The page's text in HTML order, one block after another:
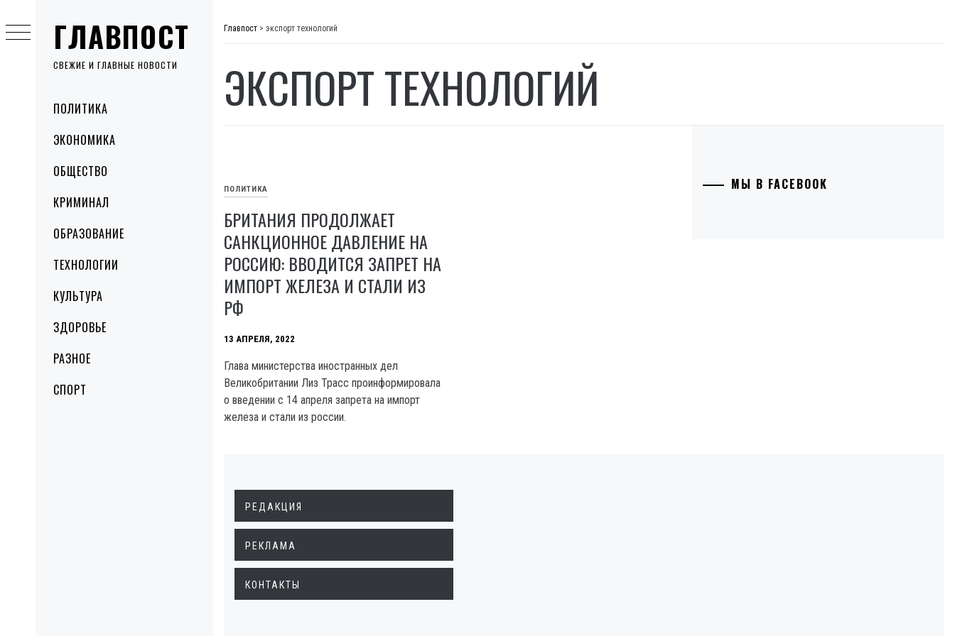
ГЛАВПОСТ
СВЕЖИЕ И ГЛАВНЫЕ НОВОСТИ
MenuПОЛИТИКА
ЭКОНОМИКА
ОБЩЕСТВО
КРИМИНАЛ
ОБРАЗОВАНИЕ
ТЕХНОЛОГИИ
КУЛЬТУРА
ЗДОРОВЬЕ
РАЗНОЕ
СПОРТ
to
content
Главпост > экспорт технологий
ЭКСПОРТ ТЕХНОЛОГИЙ
ПОЛИТИКА
БРИТАНИЯ ПРОДОЛЖАЕТ
САНКЦИОННОЕ ДАВЛЕНИЕ НА
РОССИЮ: ВВОДИТСЯ ЗАПРЕТ НА
ИМПОРТ ЖЕЛЕЗА И СТАЛИ ИЗ
РФ
13 АПРЕЛЯ, 2022
Глава министерства иностранных дел
Великобритании Лиз Трасс проинформировала
о введении с 14 апреля запрета на импорт
железа и стали из россии.
МЫ В FACEBOOK
РЕДАКЦИЯ
РЕКЛАМА
КОНТАКТЫ